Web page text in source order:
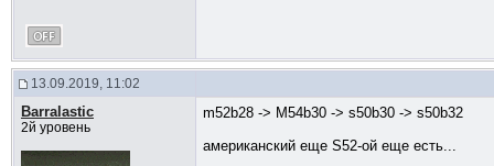
13.09.2019, 11:02
Barralastic
2й уровень
m52b28 -> M54b30 -> s50b30 -> s50b32
американский еще S52-ой еще есть...